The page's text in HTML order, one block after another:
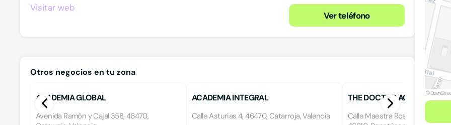
Visitar web
Ver teléfono
Otros negocios en tu zona
ACADEMIA GLOBAL
Avenida Ramón y Cajal 358, 46470,
ACADEMIA INTEGRAL
Calle Asturias 4, 46470, Catarroja, Valencia
THE DOCTOR ACADEMY
Calle Maestra Rosario Iroil 5,